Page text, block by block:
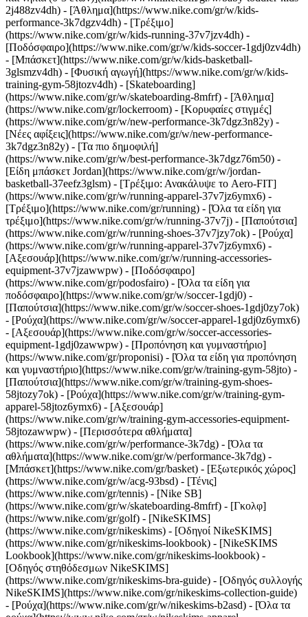
2j488zv4dh) - [Άθλημα](https://www.nike.com/gr/w/kids-
performance-3k7dgzv4dh) - [Τρέξιμο]
(https://www.nike.com/gr/w/kids-running-37v7jzv4dh) -
[Ποδόσφαιρο](https://www.nike.com/gr/w/kids-soccer-1gdj0zv4dh)
- [Μπάσκετ](https://www.nike.com/gr/w/kids-basketball-
3glsmzv4dh) - [Φυσική αγωγή](https://www.nike.com/gr/w/kids-
training-gym-58jtozv4dh) - [Skateboarding]
(https://www.nike.com/gr/w/skateboarding-8mfrf) - [Άθλημα]
(https://www.nike.com/gr/lockerroom) - [Κορυφαίες στιγμές]
(https://www.nike.com/gr/w/new-performance-3k7dgz3n82y) -
[Νέες αφίξεις](https://www.nike.com/gr/w/new-performance-
3k7dgz3n82y) - [Τα πιο δημοφιλή]
(https://www.nike.com/gr/w/best-performance-3k7dgz76m50) -
[Είδη μπάσκετ Jordan](https://www.nike.com/gr/w/jordan-
basketball-37eefz3glsm) - [Τρέξιμο: Ανακάλυψε το Aero-FIT]
(https://www.nike.com/gr/w/running-apparel-37v7jz6ymx6) -
[Τρέξιμο](https://www.nike.com/gr/running) - [Όλα τα είδη για
τρέξιμο](https://www.nike.com/gr/w/running-37v7j) - [Παπούτσια]
(https://www.nike.com/gr/w/running-shoes-37v7jzy7ok) - [Ρούχα]
(https://www.nike.com/gr/w/running-apparel-37v7jz6ymx6) -
[Αξεσουάρ](https://www.nike.com/gr/w/running-accessories-
equipment-37v7jzawwpw) - [Ποδόσφαιρο]
(https://www.nike.com/gr/podosfairo) - [Όλα τα είδη για
ποδόσφαιρο](https://www.nike.com/gr/w/soccer-1gdj0) -
[Παπούτσια](https://www.nike.com/gr/w/soccer-shoes-1gdj0zy7ok)
- [Ρούχα](https://www.nike.com/gr/w/soccer-apparel-1gdj0z6ymx6)
- [Αξεσουάρ](https://www.nike.com/gr/w/soccer-accessories-
equipment-1gdj0zawwpw) - [Προπόνηση και γυμναστήριο]
(https://www.nike.com/gr/proponisi) - [Όλα τα είδη για προπόνηση
και γυμναστήριο](https://www.nike.com/gr/w/training-gym-58jto) -
[Παπούτσια](https://www.nike.com/gr/w/training-gym-shoes-
58jtozy7ok) - [Ρούχα](https://www.nike.com/gr/w/training-gym-
apparel-58jtoz6ymx6) - [Αξεσουάρ]
(https://www.nike.com/gr/w/training-gym-accessories-equipment-
58jtozawwpw) - [Περισσότερα αθλήματα]
(https://www.nike.com/gr/w/performance-3k7dg) - [Όλα τα
αθλήματα](https://www.nike.com/gr/w/performance-3k7dg) -
[Μπάσκετ](https://www.nike.com/gr/basket) - [Εξωτερικός χώρος]
(https://www.nike.com/gr/w/acg-93bsd) - [Τένις]
(https://www.nike.com/gr/tennis) - [Nike SB]
(https://www.nike.com/gr/w/skateboarding-8mfrf) - [Γκολφ]
(https://www.nike.com/gr/golf) - [NikeSKIMS]
(https://www.nike.com/gr/nikeskims) - [Οδηγοί NikeSKIMS]
(https://www.nike.com/gr/nikeskims-lookbook) - [NikeSKIMS
Lookbook](https://www.nike.com/gr/nikeskims-lookbook) -
[Οδηγός στηθόδεσμων NikeSKIMS]
(https://www.nike.com/gr/nikeskims-bra-guide) - [Οδηγός συλλογής
NikeSKIMS](https://www.nike.com/gr/nikeskims-collection-guide)
- [Ρούχα](https://www.nike.com/gr/w/nikeskims-b2asd) - [Όλα τα